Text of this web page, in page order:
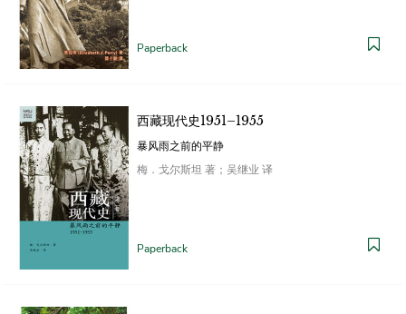
Paperback
西藏现代史1951–1955
暴风雨之前的平静
梅．戈尔斯坦 著；吴继业 译
Paperback